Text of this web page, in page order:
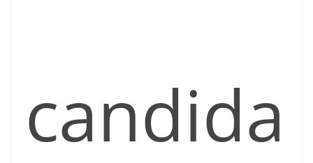
candida